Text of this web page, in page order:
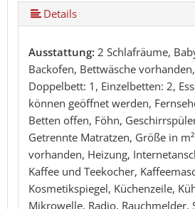
Details
Ausstattung: 2 Schlafräume,
Backofen, Bettwäsche
Doppelbett: 1, Einzelbetten: 2,
können geöffnet werden,
Betten offen, Föhn,
Getrennte Matratzen, Größe in
vorhanden, Heizung,
Kaffee und Teekocher,
Kosmetikspiegel, Küchenzeile,
Mikrowelle, Radio, Rauchmelder,